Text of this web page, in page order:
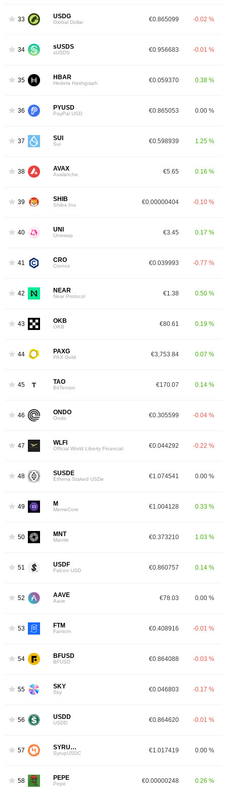
33 USDG
Global Dollar €0.865099 -0.02 %
34 sUSDS
sUSDS €0.956683 -0.01 %
35 HBAR
Hedera Hashgraph €0.059370 0.38 %
36 PYUSD
PayPal USD €0.865053 0.00 %
37 SUI
Sui €0.598939 1.25 %
38 AVAX
Avalanche €5.65 0.16 %
39 SHIB
Shiba Inu €0.00000404 -0.10 %
40 UNI
Uniswap €3.45 0.17 %
41 CRO
Cronos €0.039993 -0.77 %
42 NEAR
Near Protocol €1.38 0.50 %
43 OKB
OKB €80.61 0.19 %
44 PAXG
PAX Gold €3,753.84 0.07 %
45 TAO
BitTensor €170.07 0.14 %
46 ONDO
Ondo €0.305599 -0.04 %
47 WLFI
Official World Liberty Financial €0.044292 -0.22 %
48 SUSDE
Ethena Staked USDe €1.074541 0.00 %
49 M
MemeCore €1.004128 0.33 %
50 MNT
Mantle €0.373210 1.03 %
51 USDF
Falcon USD €0.860757 0.14 %
52 AAVE
Aave €78.03 0.00 %
53 FTM
Fantom €0.408916 -0.01 %
54 BFUSD
BFUSD €0.864088 -0.03 %
55 SKY
Sky €0.046803 -0.17 %
56 USDD
USDD €0.864620 -0.01 %
57 SYRUPUSDC
SyrupUSDC €1.017419 0.00 %
58 PEPE
Pepe €0.00000248 0.26 %